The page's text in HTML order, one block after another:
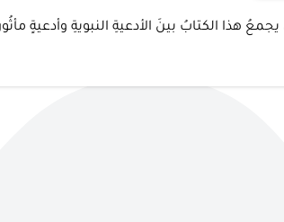
هذا الكتابُ بينَ الأدعيةِ النبويةِ وأدعيةٍ